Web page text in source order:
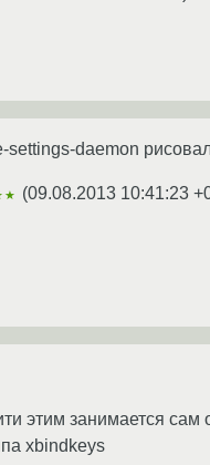
settings-daemon
(09.08.2013 10:41:23
этим занимается
xbindkeys